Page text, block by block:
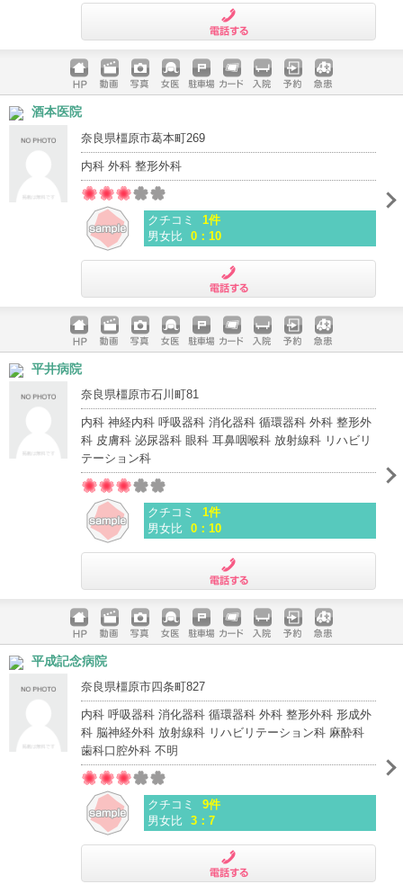
ホームペ
ージ
動画 写真 女医 駐車場
クレジッ
入院 予約 急患
酒本医院
奈良県橿原市葛本町269
内科 外科 整形外科
クチコミ
1件
男女比 0：10
ホームペ
ージ
動画 写真 女医 駐車場
クレジッ
入院 予約 急患
平井病院
奈良県橿原市石川町81
内科 神経内科 呼吸器科 消化器科 循環器科 外科 整形外
科 皮膚科 泌尿器科 眼科 耳鼻咽喉科 放射線科 リハビリ
テーション科
クチコミ
1件
男女比 0：10
ホームペ
ージ
動画 写真 女医 駐車場
クレジッ
入院 予約 急患
平成記念病院
奈良県橿原市四条町827
内科 呼吸器科 消化器科 循環器科 外科 整形外科 形成外
科 脳神経外科 放射線科 リハビリテーション科 麻酔科
歯科口腔外科 不明
クチコミ
9件
男女比 3：7